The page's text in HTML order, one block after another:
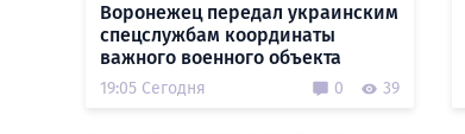
Воронежец передал украинским
спецслужбам координаты
важного военного объекта
19:05 Сегодня 0 39